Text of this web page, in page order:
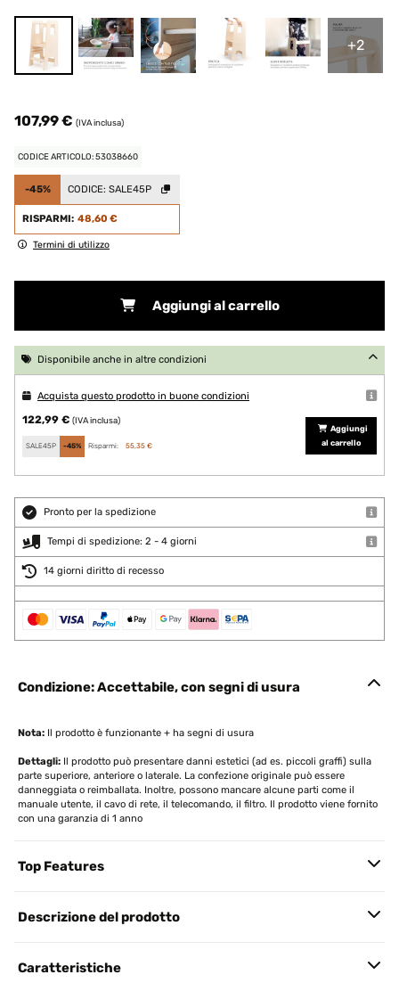
+2
107,99 € (IVA inclusa)
CODICE ARTICOLO: 53038660
-45% CODICE: SALE45P
RISPARMI: 48,60 €
Termini di utilizzo
Aggiungi al carrello
Disponibile anche in altre condizioni
Acquista questo prodotto in buone condizioni
122,99 € (IVA inclusa)
SALE45P -45% Risparmi: 55,35 €
Aggiungi
al carrello
Pronto per la spedizione
Tempi di spedizione: 2 - 4 giorni
14 giorni diritto di recesso
Condizione: Accettabile, con segni di usura
Nota: Il prodotto è funzionante + ha segni di usura
Dettagli: Il prodotto può presentare danni estetici (ad es. piccoli graffi) sulla
parte superiore, anteriore o laterale. La confezione originale può essere
danneggiata o reimballata. Inoltre, possono mancare alcune parti come il
manuale utente, il cavo di rete, il telecomando, il filtro. Il prodotto viene fornito
con una garanzia di 1 anno
Top Features
Descrizione del prodotto
Caratteristiche